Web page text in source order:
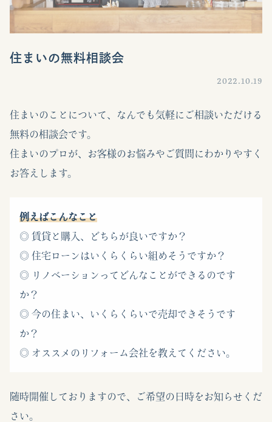
住まいの無料相談会
2022.10.19
住まいのことについて、なんでも気軽にご相談いただける
無料の相談会です。
住まいのプロが、お客様のお悩みやご質問にわかりやすく
お答えします。
例えばこんなこと
◎ 賃貸と購入、どちらが良いですか？
◎ 住宅ローンはいくらくらい組めそうですか？
◎ リノベーションってどんなことができるのです
か？
◎ 今の住まい、いくらくらいで売却できそうです
か？
◎ オススメのリフォーム会社を教えてください。
随時開催しておりますので、ご希望の日時をお知らせくだ
さい。